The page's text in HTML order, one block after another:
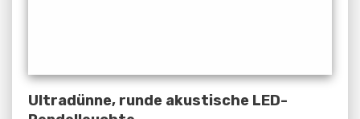
Ultradünne, runde akustische LED-